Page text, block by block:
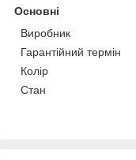
Основні
Виробник
Гарантійний термін
Колір
Стан